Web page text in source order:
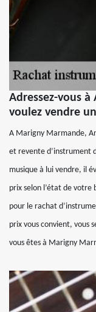
Adressez-vous
voulez vendre
A Marigny Marmande,
et revente d’instrument
musique à lui vendre, il
prix selon l’état de votre
pour le rachat
prix vous convient, vous
vous êtes à Marigny